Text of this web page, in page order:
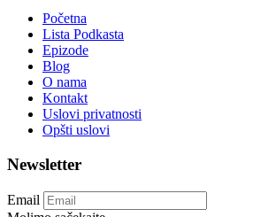
Početna
Lista Podkasta
Epizode
Blog
O nama
Kontakt
Uslovi privatnosti
Opšti uslovi
Newsletter
Email